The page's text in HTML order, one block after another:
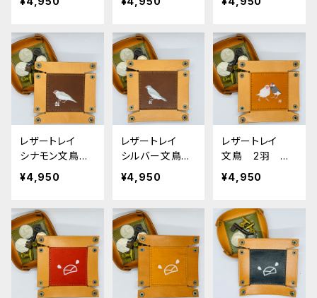
木レザー
ル Camel 栃
ン Brown 栃
レザートレイ
シナモン文鳥
ブラウン Brow
n 栃木レザー
¥4,950
レザートレイ
シルバー文鳥
ブラウン Brow
n 栃木レザー
¥4,950
レザートレイ
文鳥 2羽 白
文鳥 と 桜文
鳥 キャメル
ザー
¥4,950